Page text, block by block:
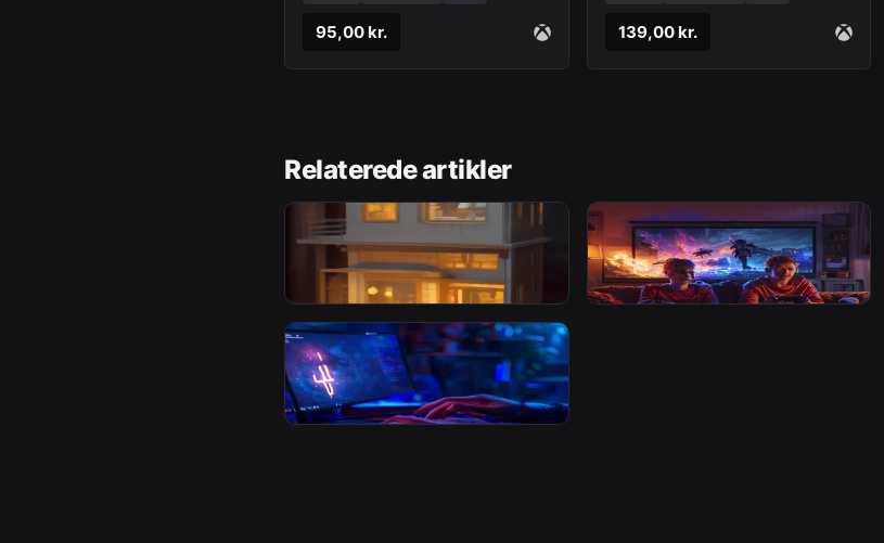
95,00 kr. 139,00 kr.
Relaterede artikler
GUIDE
The Sims 4 køb guide: Hvad
skal du egentlig købe?
EZGAME Redaktionenfor 19 timer siden
GUIDE
Hvad er de bedste co-op spil til
to spillere?
AfEZGAME Redaktionenfor 8 dage siden
GUIDE
Sådan aktiverer du en Steam-
nøgle på under 2 minutter?
AfEZGAME Redaktionenfor 20 dage siden